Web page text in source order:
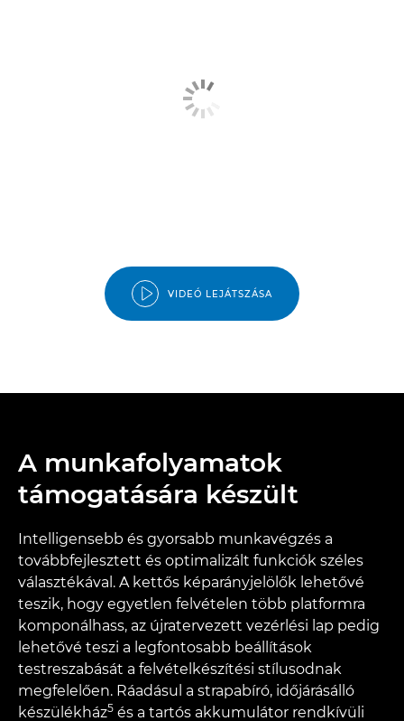
VIZUÁLIS ALTERNATÍVA A
VIDEÓ LEJÁTSZÁSA
A munkafolyamatok
támogatására készült
Intelligensebb és gyorsabb munkavégzés a
továbbfejlesztett és optimalizált funkciók széles
választékával. A kettős képarányjelölők lehetővé
teszik, hogy egyetlen felvételen több platformra
komponálhass, az újratervezett vezérlési lap pedig
lehetővé teszi a legfontosabb beállítások
testreszabását a felvételkészítési stílusodnak
megfelelően. Ráadásul a strapabíró, időjárásálló
készülékház5 és a tartós akkumulátor rendkívüli